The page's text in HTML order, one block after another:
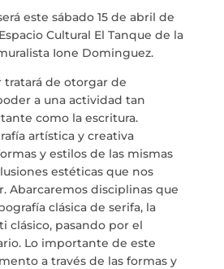
NOI
SERVIZI
PROGETTI
MARIA ANCHIETA
BLOG
este sábado 15 de abril de
Espacio Cultural El Tanque de la
Ione Dominguez.
de otorgar de
a una actividad tan
como la escritura.
artística y creativa
y estilos de las mismas
estéticas que nos
Abarcaremos disciplinas que
clásica de serifa, la
clásico, pasando por el
Lo importante de este
a través de las formas y